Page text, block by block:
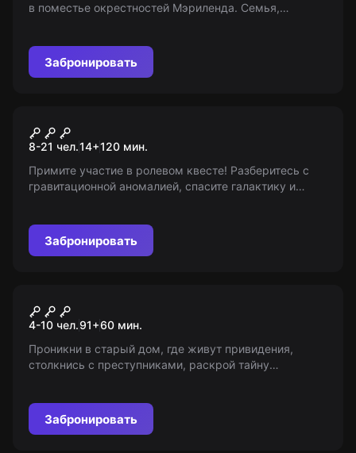
в поместье окрестностей Мэриленда. Семья,
сторож...16+
Забронировать
Судьба галактики
8-21 чел.14+120 мин.
Примите участие в ролевом квесте! Разберитесь с
гравитационной аномалией, спасите галактику и
Забронировать
Дом с привидениями
4-10 чел.91+60 мин.
Проникни в старый дом, где живут привидения,
столкнись с преступниками, раскрой тайну
ролевые квесты!
Забронировать